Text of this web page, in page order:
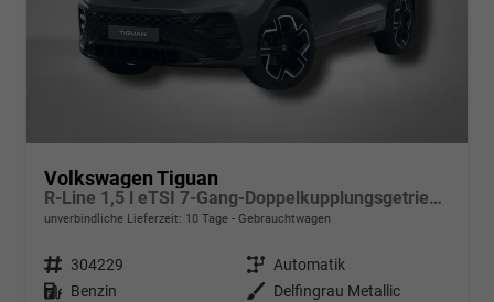
Volkswagen Tiguan
R-Line 1,5 l eTSI 7-Gang-Doppelkupplungsgetriebe DSG
unverbindliche Lieferzeit: 10 Tage Gebrauchtwagen
Fahrzeugnr. 304229 Getriebe Automatik
Kraftstoff Benzin Außenfarbe
Delfingrau Metallic